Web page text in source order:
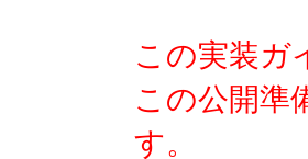
この実装ガ
この公開準
す。